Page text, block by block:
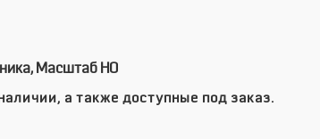
Масштаб HO
а также доступные под заказ.